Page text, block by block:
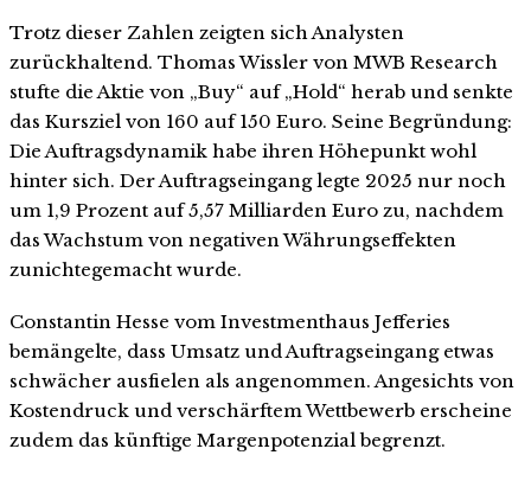
Trotz dieser Zahlen zeigten sich Analysten
zurückhaltend. Thomas Wissler von MWB Research
stufte die Aktie von „Buy“ auf „Hold“ herab und senkte
das Kursziel von 160 auf 150 Euro. Seine Begründung:
Die Auftragsdynamik habe ihren Höhepunkt wohl
hinter sich. Der Auftragseingang legte 2025 nur noch
um 1,9 Prozent auf 5,57 Milliarden Euro zu, nachdem
das Wachstum von negativen Währungseffekten
zunichtegemacht wurde.
Constantin Hesse vom Investmenthaus Jefferies
bemängelte, dass Umsatz und Auftragseingang etwas
schwächer ausfielen als angenommen. Angesichts von
Kostendruck und verschärftem Wettbewerb erscheine
zudem das künftige Margenpotenzial begrenzt.